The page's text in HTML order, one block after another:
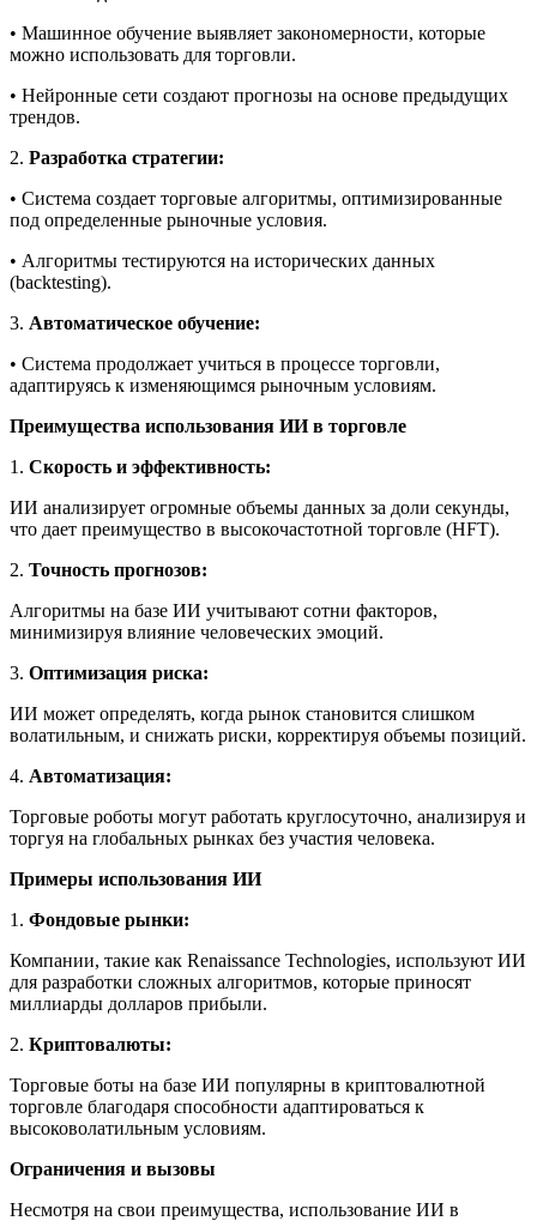
• Машинное обучение выявляет закономерности, которые
можно использовать для торговли.
• Нейронные сети создают прогнозы на основе предыдущих
трендов.
2. Разработка стратегии:
• Система создает торговые алгоритмы, оптимизированные
под определенные рыночные условия.
• Алгоритмы тестируются на исторических данных
(backtesting).
3. Автоматическое обучение:
• Система продолжает учиться в процессе торговли,
адаптируясь к изменяющимся рыночным условиям.
Преимущества использования ИИ в торговле
1. Скорость и эффективность:
ИИ анализирует огромные объемы данных за доли секунды,
что дает преимущество в высокочастотной торговле (HFT).
2. Точность прогнозов:
Алгоритмы на базе ИИ учитывают сотни факторов,
минимизируя влияние человеческих эмоций.
3. Оптимизация риска:
ИИ может определять, когда рынок становится слишком
волатильным, и снижать риски, корректируя объемы позиций.
4. Автоматизация:
Торговые роботы могут работать круглосуточно, анализируя и
торгуя на глобальных рынках без участия человека.
Примеры использования ИИ
1. Фондовые рынки:
Компании, такие как Renaissance Technologies, используют ИИ
для разработки сложных алгоритмов, которые приносят
миллиарды долларов прибыли.
2. Криптовалюты:
Торговые боты на базе ИИ популярны в криптовалютной
торговле благодаря способности адаптироваться к
высоковолатильным условиям.
Ограничения и вызовы
Несмотря на свои преимущества, использование ИИ в